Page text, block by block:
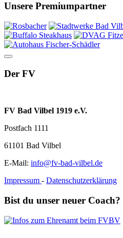
Unsere Premiumpartner
Der FV
FV Bad Vilbel 1919 e.V.
Postfach 1111
61101 Bad Vilbel
E-Mail: info@fv-bad-vilbel.de
Impressum - Datenschutzerklärung
Bist du unser neuer Coach?